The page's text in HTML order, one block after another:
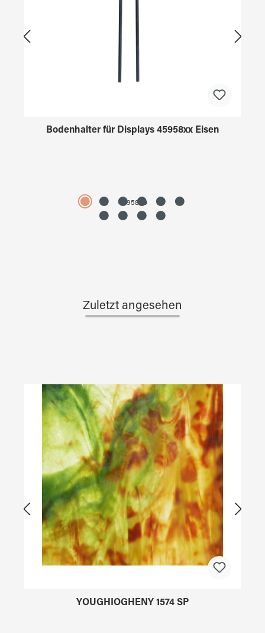
Bodenhalter für Displays 45958xx Eisen
4595890
Zuletzt angesehen
Produktgalerie überspringen
YOUGHIOGHENY 1574 SP